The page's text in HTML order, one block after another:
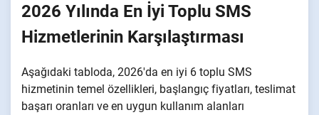
2026 Yılında En İyi Toplu SMS
Hizmetlerinin Karşılaştırması
Aşağıdaki tabloda, 2026'da en iyi 6 toplu SMS
hizmetinin temel özellikleri, başlangıç fiyatları, teslimat
başarı oranları ve en uygun kullanım alanları